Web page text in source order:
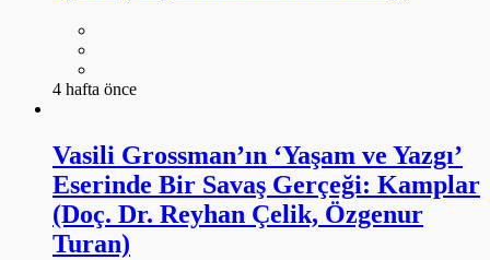
4 hafta önce
Vasili Grossman’ın ‘Yaşam ve Yazgı’
Eserinde Bir Savaş Gerçeği: Kamplar
(Doç. Dr. Reyhan Çelik, Özgenur
Turan)